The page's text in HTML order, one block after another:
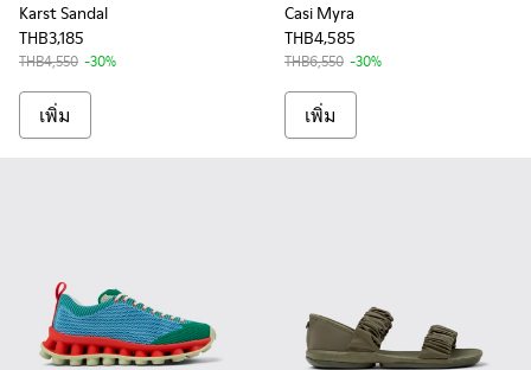
Karst Sandal
THB3,185
THB4,550 -30%
เพิ่ม
Casi Myra
THB4,585
THB6,550 -30%
เพิ่ม